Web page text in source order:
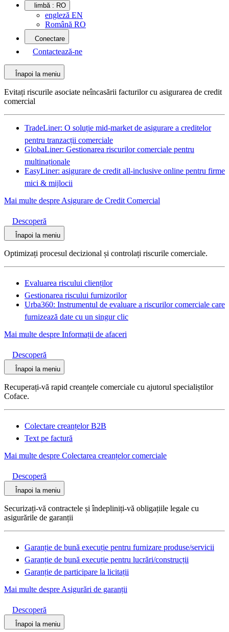
limbă : RO
engleză EN
Română RO
Conectare
Contactează-ne
Înapoi la meniu
Evitați riscurile asociate neîncasării facturilor cu asigurarea de credit
comercial
TradeLiner: O soluție mid-market de asigurare a creditelor
pentru tranzacții comerciale
GlobaLiner: Gestionarea riscurilor comerciale pentru
multinaționale
EasyLiner: asigurare de credit all-inclusive online pentru firme
mici & mijlocii
Mai multe despre Asigurare de Credit Comercial
Descoperă
Înapoi la meniu
Optimizați procesul decizional și controlați riscurile comerciale.
Evaluarea riscului clienților
Gestionarea riscului furnizorilor
Urba360: Instrumentul de evaluare a riscurilor comerciale care
furnizează date cu un singur clic
Mai multe despre Informații de afaceri
Descoperă
Înapoi la meniu
Recuperați-vă rapid creanțele comerciale cu ajutorul specialiștilor
Coface.
Colectare creanțelor B2B
Text pe factură
Mai multe despre Colectarea creanțelor comerciale
Descoperă
Înapoi la meniu
Securizați-vă contractele și îndepliniți-vă obligațiile legale cu
asigurările de garanții
Garanție de bună execuție pentru furnizare produse/servicii
Garanție de bună execuție pentru lucrări/construcții
Garanție de participare la licitații
Mai multe despre Asigurări de garanții
Descoperă
Înapoi la meniu